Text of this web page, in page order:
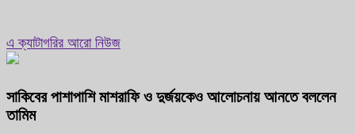
এ ক্যাটাগরির আরো নিউজ
সাকিবের পাশাপাশি মাশরাফি ও দুর্জয়কেও আলোচনায় আনতে বললেন
তামিম